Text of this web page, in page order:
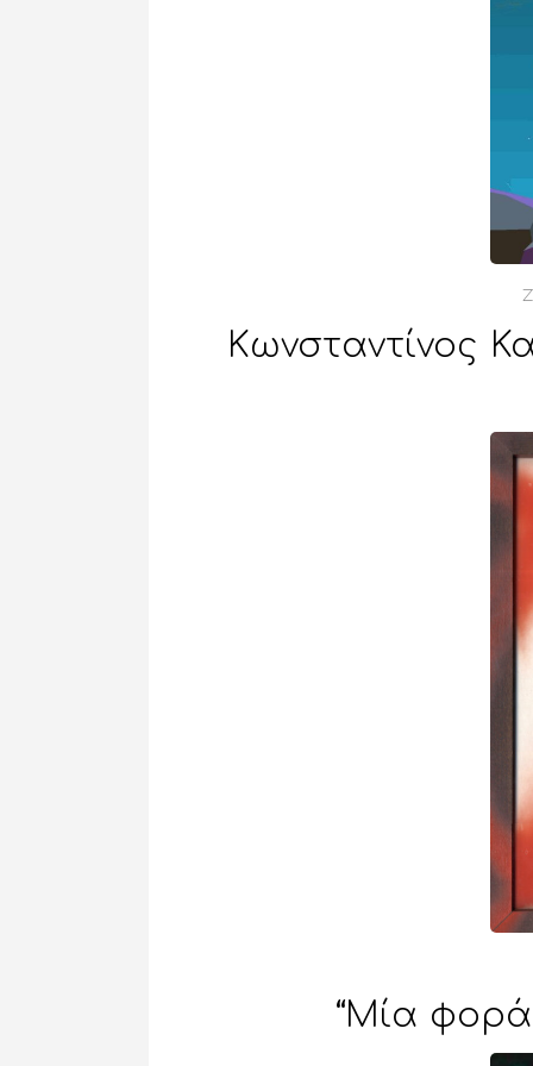
Κωνσταντίνος
“Μία